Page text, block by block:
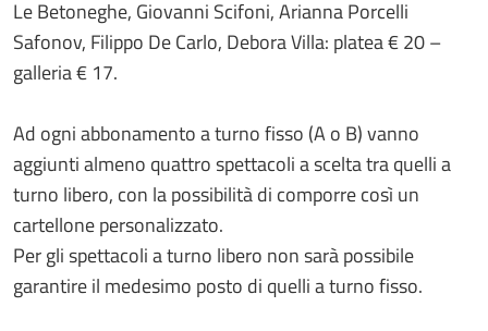
Le Betoneghe, Giovanni Scifoni, Arianna Porcelli
Safonov, Filippo De Carlo, Debora Villa: platea € 20 –
galleria € 17.
Ad ogni abbonamento a turno fisso (A o B) vanno
aggiunti almeno quattro spettacoli a scelta tra quelli a
turno libero, con la possibilità di comporre così un
cartellone personalizzato.
Per gli spettacoli a turno libero non sarà possibile
garantire il medesimo posto di quelli a turno fisso.